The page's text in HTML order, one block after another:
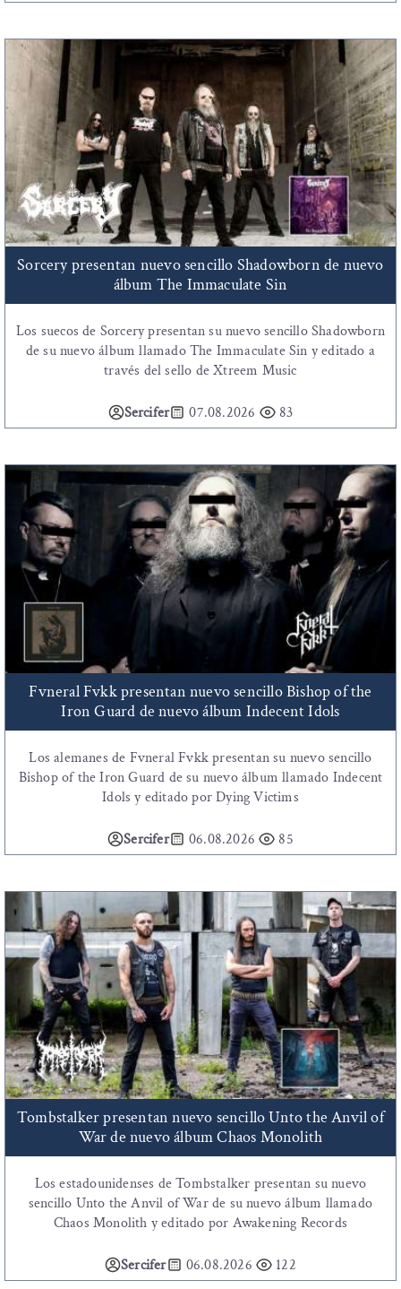
Sorcery presentan nuevo sencillo Shadowborn de nuevo
álbum The Immaculate Sin
Los suecos de Sorcery presentan su nuevo sencillo Shadowborn
de su nuevo álbum llamado The Immaculate Sin y editado a
través del sello de Xtreem Music
Sercifer 07.08.2026 83
Fvneral Fvkk presentan nuevo sencillo Bishop of the
Iron Guard de nuevo álbum Indecent Idols
Los alemanes de Fvneral Fvkk presentan su nuevo sencillo
Bishop of the Iron Guard de su nuevo álbum llamado Indecent
Idols y editado por Dying Victims
Sercifer 06.08.2026 85
Tombstalker presentan nuevo sencillo Unto the Anvil of
War de nuevo álbum Chaos Monolith
Los estadounidenses de Tombstalker presentan su nuevo
sencillo Unto the Anvil of War de su nuevo álbum llamado
Chaos Monolith y editado por Awakening Records
Sercifer 06.08.2026 122